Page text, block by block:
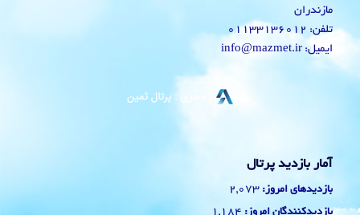
مازندران
تلفن: 01133136012
ایمیل: info@mazmet.ir
آمار بازدید پرتال
بازدیدهای امروز: 2,073
1,184